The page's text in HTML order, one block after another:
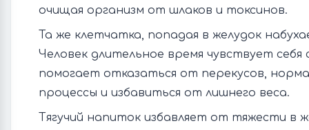
очищая организм от шлаков и токсинов.
Та же клетчатка, попадая в желудок
Человек длительное время чувствует
помогает отказаться от перекусов,
процессы и избавиться от лишнего веса.
Тягучий напиток избавляет от тяжести в